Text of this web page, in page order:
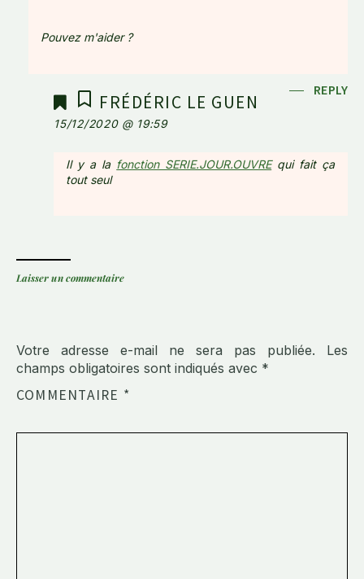
Pouvez m'aider ?
FRÉDÉRIC LE GUEN
15/12/2020 @ 19:59
Il y a la fonction SERIE.JOUR.OUVREqui fait ça
tout seul
REPLY
Laisser un commentaire
Votre adresse e-mail ne sera pas publiée.
Les
champs obligatoires sont indiqués avec *
COMMENTAIRE *